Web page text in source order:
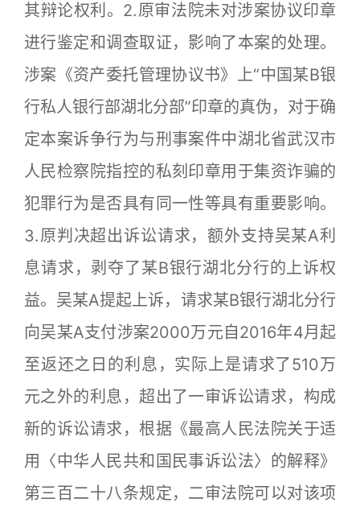
其辩论权利。2.原审法院未对涉案协议印章
进行鉴定和调查取证，影响了本案的处理。
涉案《资产委托管理协议书》上“中国某B银
行私人银行部湖北分部”印章的真伪，对于确
定本案诉争行为与刑事案件中湖北省武汉市
人民检察院指控的私刻印章用于集资诈骗的
犯罪行为是否具有同一性等具有重要影响。
3.原判决超出诉讼请求，额外支持吴某A利
息请求，剥夺了某B银行湖北分行的上诉权
益。吴某A提起上诉，请求某B银行湖北分行
向吴某A支付涉案2000万元自2016年4月起
至返还之日的利息，实际上是请求了510万
元之外的利息，超出了一审诉讼请求，构成
新的诉讼请求，根据《最高人民法院关于适
用〈中华人民共和国民事诉讼法〉的解释》
第三百二十八条规定，二审法院可以对该项